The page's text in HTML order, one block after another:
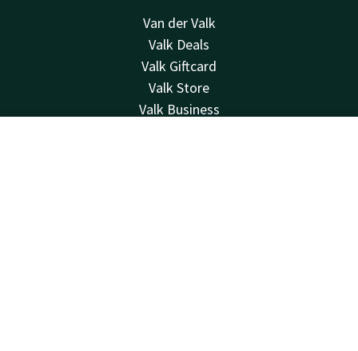
Van der Valk
Valk Deals
Valk Giftcard
Valk Store
Valk Business